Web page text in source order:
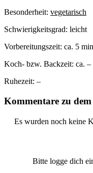
Besonderheit: vegetarisch
Schwierigkeitsgrad: leicht
Vorbereitungszeit: ca. 5
Koch- bzw. Backzeit: ca. –
Ruhezeit: –
Kommentare zu dem
Es wurden noch keine
Bitte logge dich